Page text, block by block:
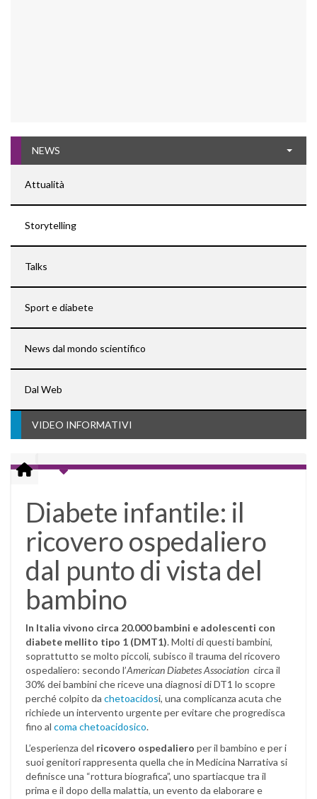
NEWS
Attualità
Storytelling
Talks
Sport e diabete
News dal mondo scientifico
Dal Web
VIDEO INFORMATIVI
Diabete infantile: il
ricovero ospedaliero
dal punto di vista del
bambino
In Italia vivono circa 20.000 bambini e adolescenti con
diabete mellito tipo 1 (DMT1). Molti di questi bambini,
soprattutto se molto piccoli, subisco il trauma del ricovero
ospedaliero: secondo l’American Diabetes Association circa il
30% dei bambini che riceve una diagnosi di DT1 lo scopre
perché colpito da chetoacidosi, una complicanza acuta che
richiede un intervento urgente per evitare che progredisca
fino al coma chetoacidosico.
L’esperienza del ricovero ospedaliero per il bambino e per i
suoi genitori rappresenta quella che in Medicina Narrativa si
definisce una “rottura biografica”, uno spartiacque tra il
prima e il dopo della malattia, un evento da elaborare e